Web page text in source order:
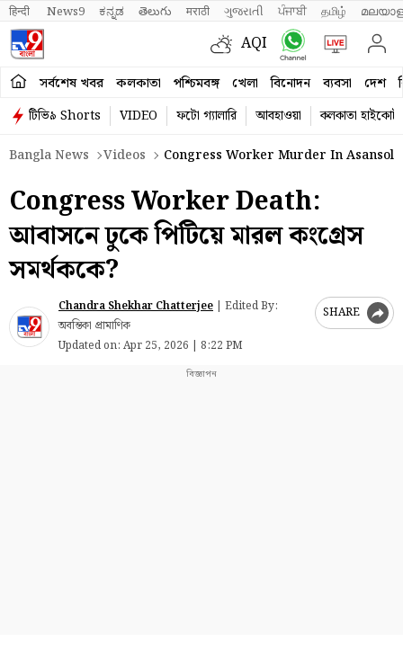
हिन्दी News9 ಕನ್ನಡ తెలుగు मराठी ગુજરાતી ਪੰਜਾਬੀ தமிழ்
AQI
সর্বশেষ খবর কলকাতা পশ্চিমবঙ্গ খেলা বিনোদন ব্যবসা দেশ
টিভি৯ Shorts VIDEO ফটো গ্যালারি আবহাওয়া
কলকাতা হাইকোর্ট
Bangla News
Videos Congress Worker Murder In Asansol
Congress Worker Death:
আবাসনে ঢুকে পিটিয়ে মারল কংগ্রেস
সমর্থককে?
Chandra Shekhar Chatterjee | Edited By:
অবন্তিকা প্রামাণিক
Updated on: Apr 25, 2026 | 8:22 PM
SHARE